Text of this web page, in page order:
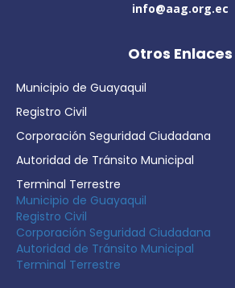
info@aag.org.ec
Otros Enlaces
Municipio de Guayaquil
Registro Civil
Corporación Seguridad Ciudadana
Autoridad de Tránsito Municipal
Terminal Terrestre
Municipio de Guayaquil
Registro Civil
Corporación Seguridad Ciudadana
Autoridad de Tránsito Municipal
Terminal Terrestre